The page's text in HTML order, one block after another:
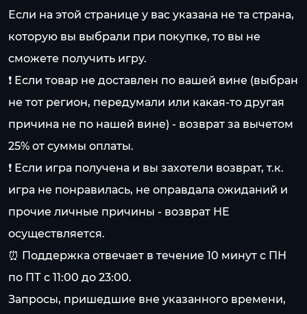
Если на этой странице у вас указана не та страна,
которую вы выбрали при покупке, то вы не
сможете получить игру.
❗️ Если товар не доставлен по вашей вине (выбран
не тот регион, передумали или какая-то другая
причина не по нашей вине) - возврат за вычетом
25% от суммы оплаты.
❗️ Если игра получена и вы захотели возврат, т.к.
игра не понравилась, не оправдала ожиданий и
прочие личные причины - возврат НЕ
осуществляется.
⏰ Поддержка отвечает в течение 10 минут с ПН
по ПТ с 11:00 до 23:00.
Запросы, пришедшие вне указанного времени,